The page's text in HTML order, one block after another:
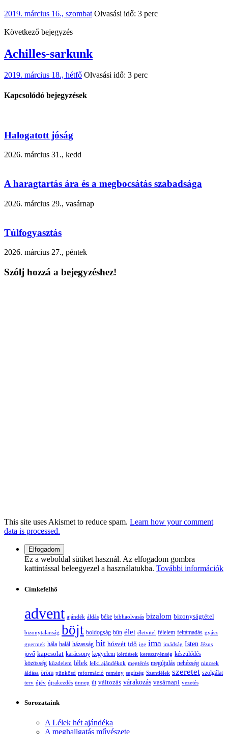
2019. március 16., szombat Olvasási idő: 3 perc
Következő bejegyzés
Achilles-sarkunk
2019. március 18., hétfő Olvasási idő: 3 perc
Kapcsolódó bejegyzések
Halogatott jóság
2026. március 31., kedd
A haragtartás ára és a megbocsátás szabadsága
2026. március 29., vasárnap
Túlfogyasztás
2026. március 27., péntek
Szólj hozzá a bejegyzéshez!
This site uses Akismet to reduce spam. Learn how your comment
data is processed.
Ez a weboldal sütiket használ. Az elfogadom gombra
kattintással beleegyezel a használatukba. További információk
Címkefelhő
advent ajándék áldás béke bibliaolvasás bizalom bizonyságtétel
bizonytalanság böjt boldogság bűn élet életvitel félelem feltámadás gyász
gyermek hála halál házasság hit húsvét idő ige ima imádság Isten Jézus
jövő kapcsolat karácsony kegyelem kérdések keresztyénség készülődés
közösség küzdelem lélek lelki ajándékok megtérés megújulás nehézség nincsek
áldása öröm pünkösd reformáció remény segítség Szentlélek szeretet szolgálat
terv újév újrakezdés ünnep út változás várakozás vasárnapi vezetés
Sorozataink
A Lélek hét ajándéka
A meghallgatás művészete